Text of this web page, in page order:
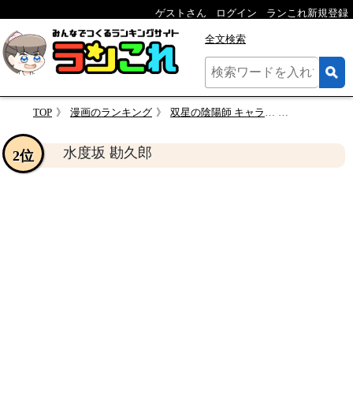
ゲストさん ログイン ランこれ新規登録
全文検索
TOP 漫画のランキング 双星の陰陽師 キャラクター人気投票
水度坂 勘久郎
2位